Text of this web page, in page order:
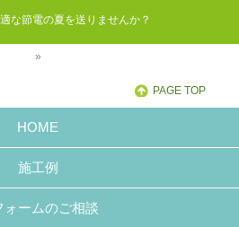
な節電の夏を送りませんか？
»
PAGE TOP
HOME
施工例
ォームのご相談